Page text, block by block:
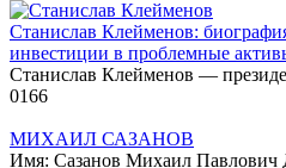
Станислав Клейменов:
инвестиции в проблемные
Станислав Клейменов —
0166
МИХАИЛ САЗАНОВ
Имя: Сазанов Михаил Павлович